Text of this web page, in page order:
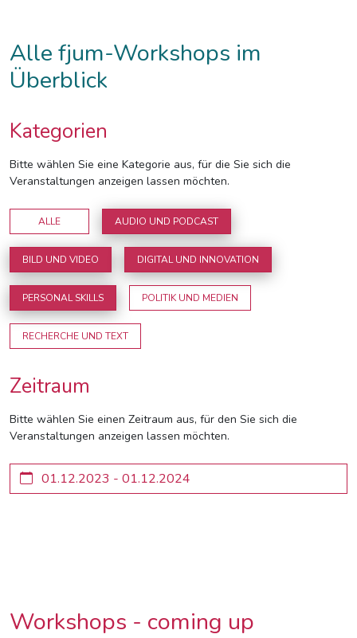
Alle fjum-Workshops im
Überblick
Kategorien
Bitte wählen Sie eine Kategorie aus, für die Sie sich die
Veranstaltungen anzeigen lassen möchten.
ALLE AUDIO UND PODCAST
BILD UND VIDEO DIGITAL UND INNOVATION
PERSONAL SKILLS POLITIK UND MEDIEN
RECHERCHE UND TEXT
Zeitraum
Bitte wählen Sie einen Zeitraum aus, für den Sie sich die
Veranstaltungen anzeigen lassen möchten.
Workshops - coming up